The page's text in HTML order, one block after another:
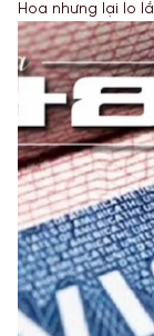
Hoa nhưng lại lo
dành cho bạn.
hỗ trợ tài chính